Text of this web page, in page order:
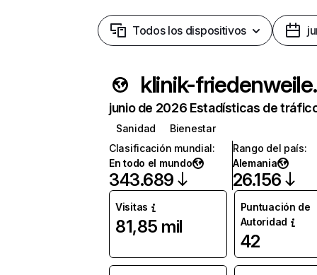
Todos los dispositivos
junio de 2026 Estadísticas de
Sanidad
Bienestar
Clasificación mundial:
En todo el mundo
343.689
Rango del país:
Alemania
26.156
Visitas
81,85 mil
Puntuación de
Autoridad
42